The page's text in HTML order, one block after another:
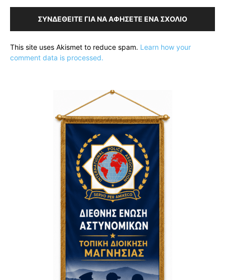
ΣΥΝΔΕΘΕΊΤΕ ΓΙΑ ΝΑ ΑΦΉΣΕΤΕ ΈΝΑ ΣΧΌΛΙΟ
This site uses Akismet to reduce spam. Learn how your
comment data is processed.